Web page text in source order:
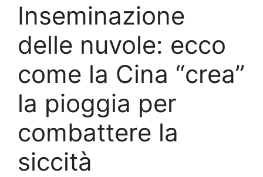
Inseminazione
delle nuvole: ecco
come la Cina “crea”
la pioggia per
combattere la
siccità